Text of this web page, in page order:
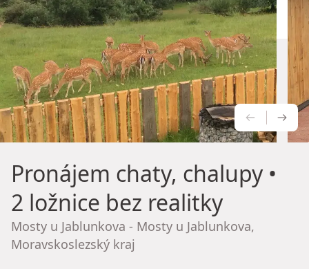
Pronájem chaty, chalupy•
2 ložnice bez realitky
Mosty u Jablunkova - Mosty u Jablunkova,
Moravskoslezský kraj